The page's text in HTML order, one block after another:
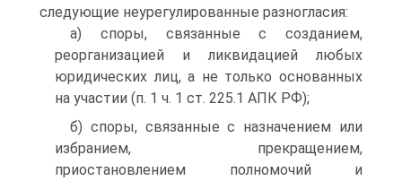
следующие неурегулированные разногласия:
а) споры, связанные с созданием,
реорганизацией и ликвидацией любых
юридических лиц, а не только основанных
на участии (п. 1 ч. 1 ст. 225.1 АПК РФ);
б) споры, связанные с назначением или
избранием, прекращением,
приостановлением полномочий и